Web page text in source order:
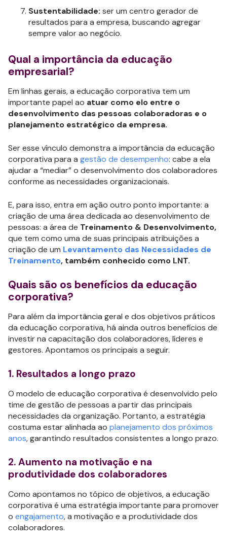
Sustentabilidade: ser um centro gerador de
resultados para a empresa, buscando agregar
sempre valor ao negócio.
Qual a importância da educação
empresarial?
Em linhas gerais, a educação corporativa tem um
importante papel ao atuar como elo entre o
desenvolvimento das pessoas colaboradoras e o
planejamento estratégico da empresa.
Ser esse vínculo demonstra a importância da educação
corporativa para a gestão de desempenho: cabe a ela
ajudar a “mediar” o desenvolvimento dos colaboradores
conforme as necessidades organizacionais.
E, para isso, entra em ação outro ponto importante: a
criação de uma área dedicada ao desenvolvimento de
pessoas: a área de Treinamento & Desenvolvimento,
que tem como uma de suas principais atribuições a
criação de um Levantamento das Necessidades de
Treinamento, também conhecido como LNT.
Quais são os benefícios da educação
corporativa?
Para além da importância geral e dos objetivos práticos
da educação corporativa, há ainda outros benefícios de
investir na capacitação dos colaboradores, líderes e
gestores. Apontamos os principais a seguir.
1. Resultados a longo prazo
O modelo de educação corporativa é desenvolvido pelo
time de gestão de pessoas a partir das principais
necessidades da organização. Portanto, a estratégia
costuma estar alinhada ao planejamento dos próximos
anos, garantindo resultados consistentes a longo prazo.
2. Aumento na motivação e na
produtividade dos colaboradores
Como apontamos no tópico de objetivos, a educação
corporativa é uma estratégia importante para promover
o engajamento, a motivação e a produtividade dos
colaboradores.